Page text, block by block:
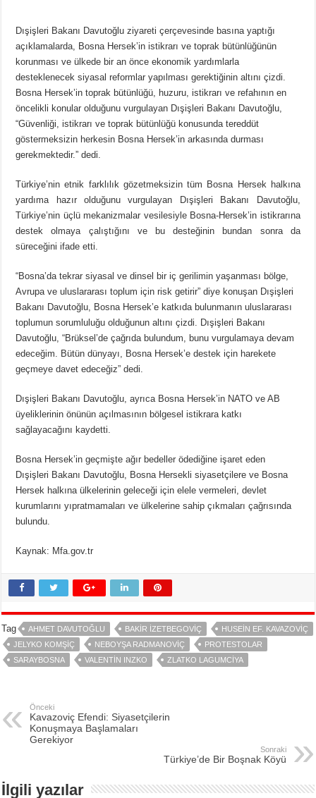
Dışişleri Bakanı Davutoğlu ziyareti çerçevesinde basına yaptığı
açıklamalarda, Bosna Hersek’in istikrarı ve toprak bütünlüğünün
korunması ve ülkede bir an önce ekonomik yardımlarla
desteklenecek siyasal reformlar yapılması gerektiğinin altını çizdi.
Bosna Hersek’in toprak bütünlüğü, huzuru, istikrarı ve refahının en
öncelikli konular olduğunu vurgulayan Dışişleri Bakanı Davutoğlu,
“Güvenliği, istikrarı ve toprak bütünlüğü konusunda tereddüt
göstermeksizin herkesin Bosna Hersek’in arkasında durması
gerekmektedir.” dedi.
Türkiye’nin etnik farklılık gözetmeksizin tüm Bosna Hersek halkına
yardıma hazır olduğunu vurgulayan Dışişleri Bakanı Davutoğlu,
Türkiye’nin üçlü mekanizmalar vesilesiyle Bosna-Hersek’in istikrarına
destek olmaya çalıştığını ve bu desteğinin bundan sonra da
süreceğini ifade etti.
“Bosna’da tekrar siyasal ve dinsel bir iç gerilimin yaşanması bölge,
Avrupa ve uluslararası toplum için risk getirir” diye konuşan Dışişleri
Bakanı Davutoğlu, Bosna Hersek’e katkıda bulunmanın uluslararası
toplumun sorumluluğu olduğunun altını çizdi. Dışişleri Bakanı
Davutoğlu, “Brüksel’de çağrıda bulundum, bunu vurgulamaya devam
edeceğim. Bütün dünyayı, Bosna Hersek’e destek için harekete
geçmeye davet edeceğiz” dedi.
Dışişleri Bakanı Davutoğlu, ayrıca Bosna Hersek’in NATO ve AB
üyeliklerinin önünün açılmasının bölgesel istikrara katkı
sağlayacağını kaydetti.
Bosna Hersek’in geçmişte ağır bedeller ödediğine işaret eden
Dışişleri Bakanı Davutoğlu, Bosna Hersekli siyasetçilere ve Bosna
Hersek halkına ülkelerinin geleceği için elele vermeleri, devlet
kurumlarını yıpratmamaları ve ülkelerine sahip çıkmaları çağrısında
bulundu.
Kaynak: Mfa.gov.tr
Tag AHMET DAVUTOĞLU BAKIR İZETBEGOVIÇ
HUSEIN EF. KAVAZOVIÇ
JELYKO KOMŞIÇ
NEBOYŞA RADMANOVIÇ
PROTESTOLAR
SARAYBOSNA
VALENTIN INZKO ZLATKO LAGUMCIYA
Önceki
Kavazoviç Efendi: Siyasetçilerin
Konuşmaya Başlamaları
Gerekiyor
Sonraki
Türkiye’de Bir Boşnak Köyü
İlgili yazılar